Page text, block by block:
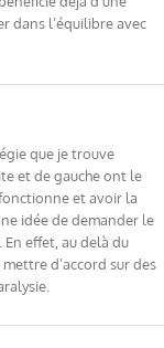
dans l’équilibre avec
que je trouve
et de gauche ont le
et avoir la
idée de demander le
effet, au delà du
d’accord sur des